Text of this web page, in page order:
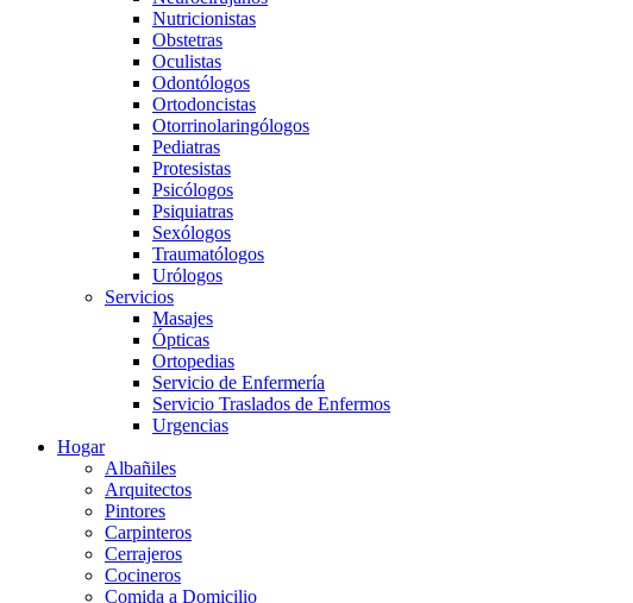
Nutricionistas
Obstetras
Oculistas
Odontólogos
Ortodoncistas
Otorrinolaringólogos
Pediatras
Protesistas
Psicólogos
Psiquiatras
Sexólogos
Traumatólogos
Urólogos
Servicios
Masajes
Ópticas
Ortopedias
Servicio de Enfermería
Servicio Traslados de Enfermos
Urgencias
Hogar
Albañiles
Arquitectos
Pintores
Carpinteros
Cerrajeros
Cocineros
Comida a Domicilio